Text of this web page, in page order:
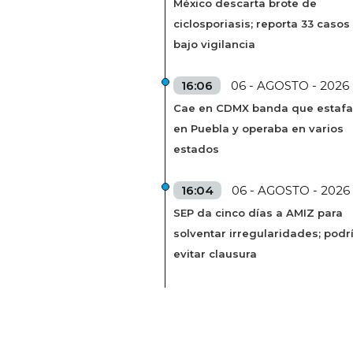
México descarta brote de
ciclosporiasis; reporta 33 casos
bajo vigilancia
16:06 06 - AGOSTO - 2026
Cae en CDMX banda que
en Puebla y operaba en varios
estados
16:04 06 - AGOSTO - 2026
SEP da cinco días a AMIZ para
solventar irregularidades;
evitar clausura